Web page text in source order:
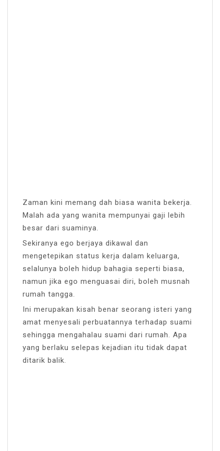
Zaman kini memang dah biasa wanita bekerja.
Malah ada yang wanita mempunyai gaji lebih
besar dari suaminya.
Sekiranya ego berjaya dikawal dan
mengetepikan status kerja dalam keluarga,
selalunya boleh hidup bahagia seperti biasa,
namun jika ego menguasai diri, boleh musnah
rumah tangga.
Ini merupakan kisah benar seorang isteri yang
amat menyesali perbuatannya terhadap suami
sehingga mengahalau suami dari rumah. Apa
yang berlaku selepas kejadian itu tidak dapat
ditarik balik.